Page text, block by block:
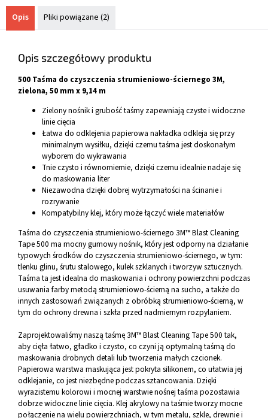
Opis Pliki powiązane (2)
Opis szczegółowy produktu
500 Taśma do czyszczenia strumieniowo-ściernego 3M,
zielona, 50 mm x 9,14 m
Zielony nośnik i grubość taśmy zapewniają czyste i widoczne
linie cięcia
Łatwa do odklejenia papierowa nakładka odkleja się przy
minimalnym wysiłku, dzięki czemu taśma jest doskonałym
wyborem do wykrawania
Tnie czysto i równomiernie, dzięki czemu idealnie nadaje się
do maskowania liter
Niezawodna dzięki dobrej wytrzymałości na ścinanie i
rozrywanie
Kompatybilny klej, który może łączyć wiele materiałów
Taśma do czyszczenia strumieniowo-ściernego 3M™ Blast Cleaning
Tape 500 ma mocny gumowy nośnik, który jest odporny na działanie
typowych środków do czyszczenia strumieniowo-ściernego, w tym:
tlenku glinu, śrutu stalowego, kulek szklanych i tworzyw sztucznych.
Taśma ta jest idealna do maskowania i ochrony powierzchni podczas
usuwania farby metodą strumieniowo-ścierną na sucho, a także do
innych zastosowań związanych z obróbką strumieniowo-ścierną, w
tym do ochrony drewna i szkła przed nadmiernym rozpylaniem.
Zaprojektowaliśmy naszą taśmę 3M™ Blast Cleaning Tape 500 tak,
aby cięła łatwo, gładko i czysto, co czyni ją optymalną taśmą do
maskowania drobnych detali lub tworzenia małych czcionek.
Papierowa warstwa maskująca jest pokryta silikonem, co ułatwia jej
odklejanie, co jest niezbędne podczas sztancowania. Dzięki
wyrazistemu kolorowi i mocnej warstwie nośnej taśma pozostawia
dobrze widoczne linie cięcia. Klej akrylowy na taśmie tworzy mocne
połączenie na wielu powierzchniach, w tym metalu, szkle, drewnie i